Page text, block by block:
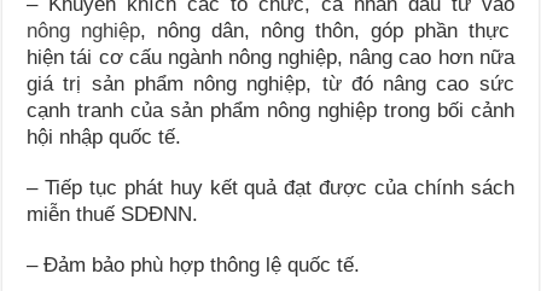
nông nghiệp, nông dân, nông thôn, góp phần thực
hiện tái cơ cấu ngành nông nghiệp, nâng cao hơn nữa
giá trị sản phẩm nông nghiệp, từ đó nâng cao sức
cạnh tranh của sản phẩm nông nghiệp trong bối cảnh
hội nhập quốc tế.
– Tiếp tục phát huy kết quả đạt được của chính sách
miễn thuế SDĐNN.
– Đảm bảo phù hợp thông lệ quốc tế.